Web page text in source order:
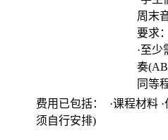
周末
要求：
·至少
奏
同等
费用已包括： ·课程材料
须自行安排)